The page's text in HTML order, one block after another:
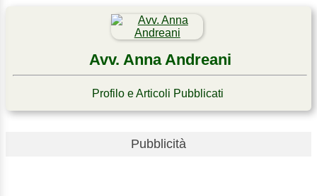
Avv. Anna Andreani
Profilo e Articoli Pubblicati
Pubblicità